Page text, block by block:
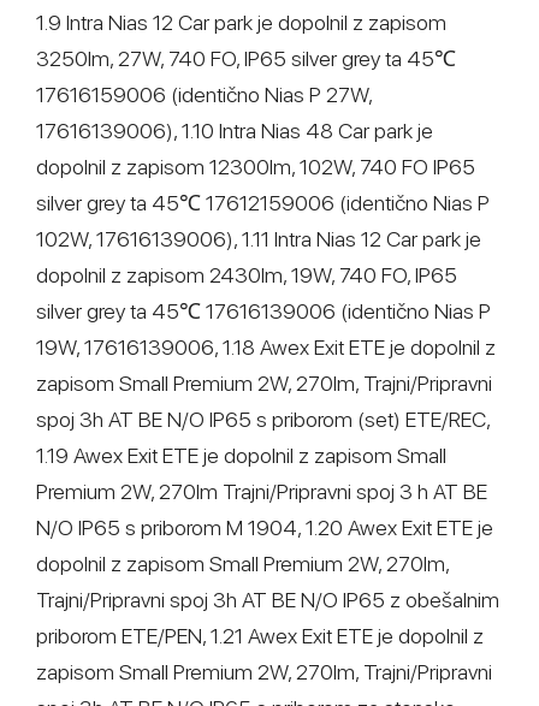
1.9 Intra Nias 12 Car park je dopolnil z zapisom
3250lm, 27W, 740 FO, IP65 silver grey ta 45℃
17616159006 (identično Nias P 27W,
17616139006), 1.10 Intra Nias 48 Car park je
dopolnil z zapisom 12300lm, 102W, 740 FO IP65
silver grey ta 45℃ 17612159006 (identično Nias P
102W, 17616139006), 1.11 Intra Nias 12 Car park je
dopolnil z zapisom 2430lm, 19W, 740 FO, IP65
silver grey ta 45℃ 17616139006 (identično Nias P
19W, 17616139006, 1.18 Awex Exit ETE je dopolnil z
zapisom Small Premium 2W, 270lm, Trajni/Pripravni
spoj 3h AT BE N/O IP65 s priborom (set) ETE/REC,
1.19 Awex Exit ETE je dopolnil z zapisom Small
Premium 2W, 270lm Trajni/Pripravni spoj 3 h AT BE
N/O IP65 s priborom M 1904, 1.20 Awex Exit ETE je
dopolnil z zapisom Small Premium 2W, 270lm,
Trajni/Pripravni spoj 3h AT BE N/O IP65 z obešalnim
priborom ETE/PEN, 1.21 Awex Exit ETE je dopolnil z
zapisom Small Premium 2W, 270lm, Trajni/Pripravni